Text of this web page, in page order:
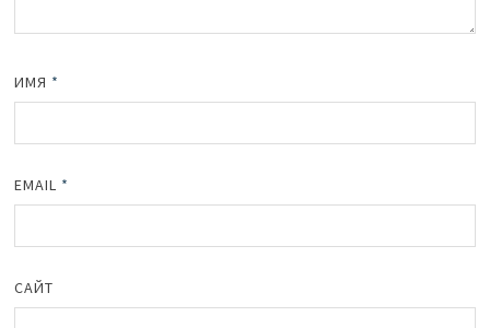
ИМЯ *
EMAIL *
САЙТ